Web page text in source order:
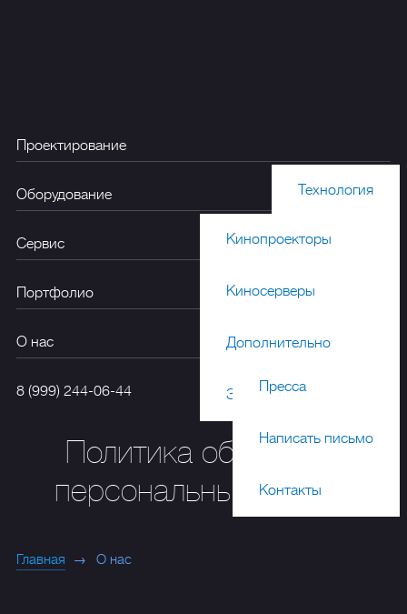
Проектирование
Технология
Акустика
Дизайн
Оборудование
Кинопроекторы
Киносерверы
Дополнительно
Звуковые процессоры
Сервис
Портфолио
О нас
Пресса
Написать письмо
Контакты
8 (999) 244-06-44
Политика обработки
персональных данных
Главная О нас